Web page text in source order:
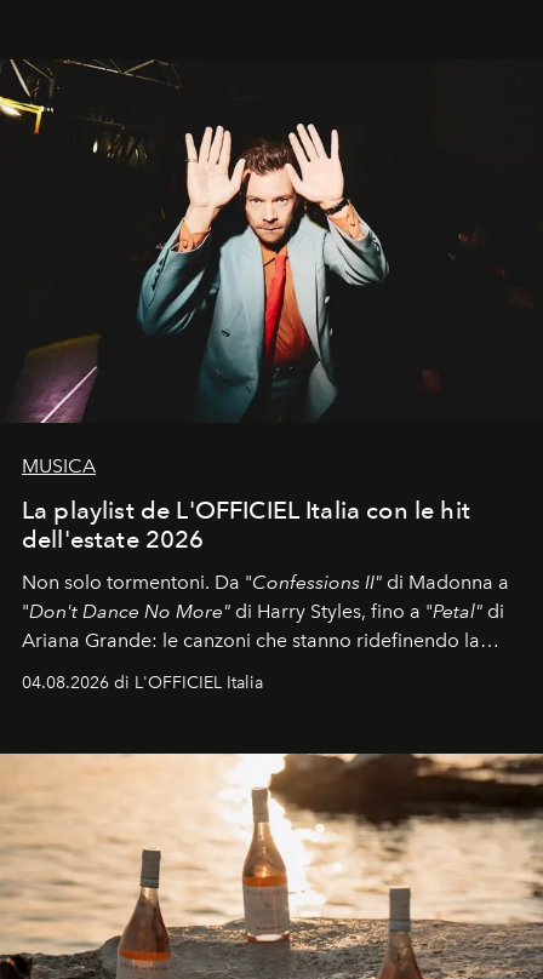
MUSICA
La playlist de L'OFFICIEL Italia con le hit
dell'estate 2026
Non solo tormentoni. Da "Confessions II" di Madonna a
"Don't Dance No More" di Harry Styles, fino a "Petal" di
Ariana Grande: le canzoni che stanno ridefinendo la
colonna sonora della stagione.
04.08.2026 di L'OFFICIEL Italia